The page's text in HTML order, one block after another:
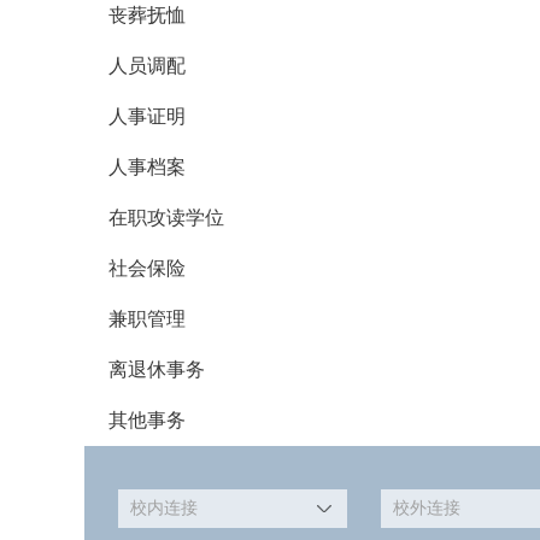
丧葬抚恤
人员调配
人事证明
人事档案
在职攻读学位
社会保险
兼职管理
离退休事务
其他事务
校内连接 校外连接